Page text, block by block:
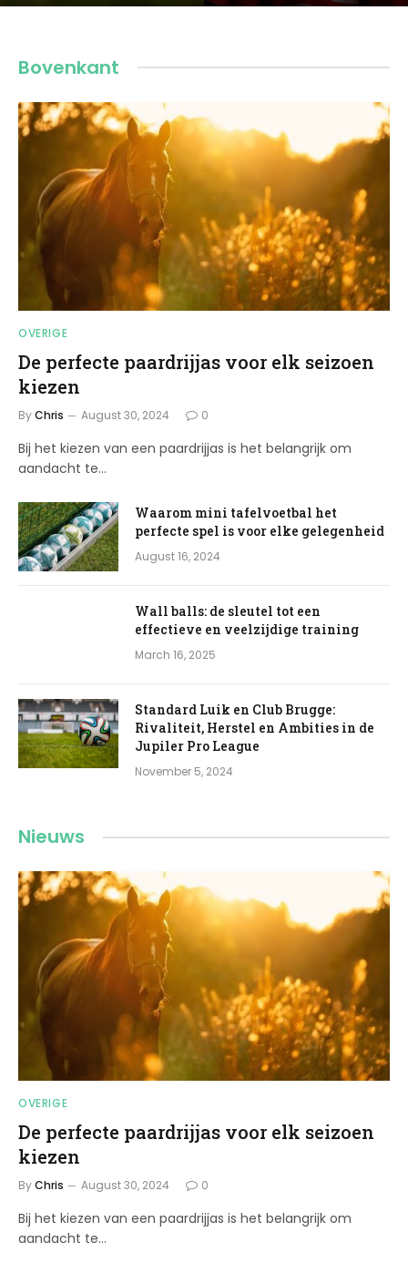
Bovenkant
OVERIGE
De perfecte paardrijjas voor elk seizoen
kiezen
ByChris August 30, 2024 0
Bij het kiezen van een paardrijjas is het belangrijk om
aandacht te…
Waarom mini tafelvoetbal het
perfecte spel is voor elke gelegenheid
August 16, 2024
Wall balls: de sleutel tot een
effectieve en veelzijdige training
March 16, 2025
Standard Luik en Club Brugge:
Rivaliteit, Herstel en Ambities in de
Jupiler Pro League
November 5, 2024
Nieuws
OVERIGE
De perfecte paardrijjas voor elk seizoen
kiezen
ByChris August 30, 2024 0
Bij het kiezen van een paardrijjas is het belangrijk om
aandacht te…